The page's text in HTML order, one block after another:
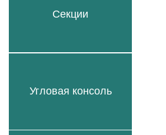
Секции
Угловая консоль